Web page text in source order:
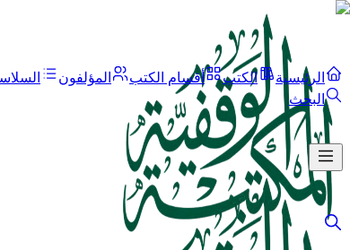
الرئيسية الكتب أقسام الكتب المؤلفون
البحث